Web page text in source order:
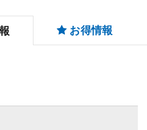
お得情報